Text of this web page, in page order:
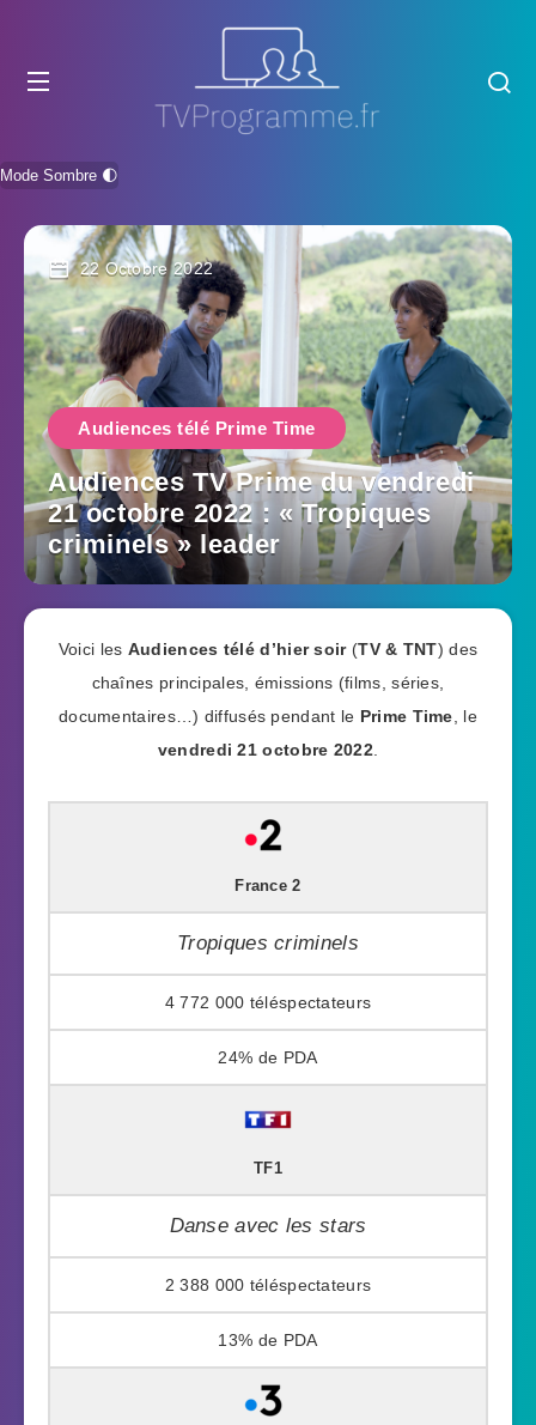
Mode Sombre 🌓
22 Octobre 2022
Audiences télé Prime Time
Audiences TV Prime du vendredi
21 octobre 2022 : « Tropiques
criminels » leader
Voici les Audiences télé d’hier soir (TV & TNT) des
chaînes principales, émissions (films, séries,
documentaires…) diffusés pendant le Prime Time , le
vendredi 21 octobre 2022.
France 2
Tropiques criminels
4 772 000
24%
TF1
Danse avec les stars
2 388 000
13%